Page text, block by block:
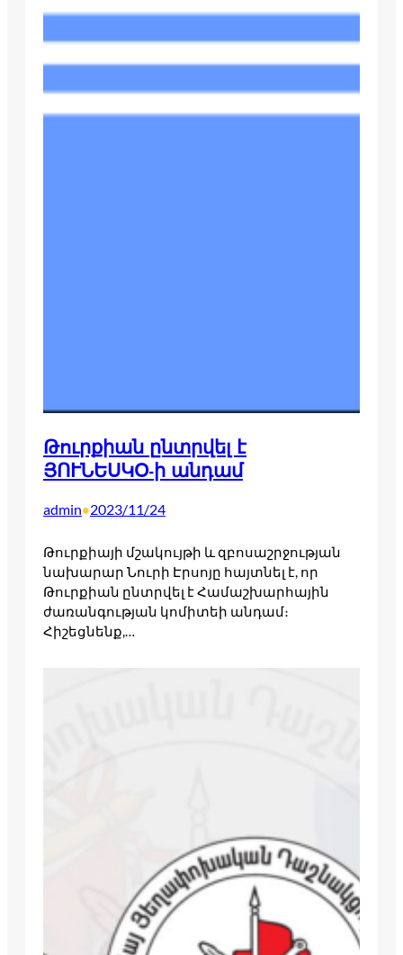
Թուրքիան ընտրվել է
ՅՈՒՆԵՍԿՕ-ի անդամ
admin•2023/11/24
Թուրքիայի մշակույթի և զբոսաշրջության
նախարար Նուրի Էրսոյը հայտնել է, որ
Թուրքիան ընտրվել է Համաշխարհային
ժառանգության կոմիտեի անդամ։
Հիշեցնենք,…